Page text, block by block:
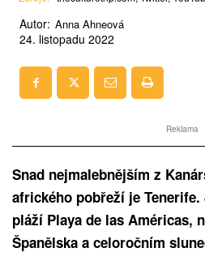
Autor: Anna Ahneová
24. listopadu 2022
Reklama
Snad nejmalebnějším z
afrického pobřeží je
pláží Playa de las Américas,
Španělska a celoročním